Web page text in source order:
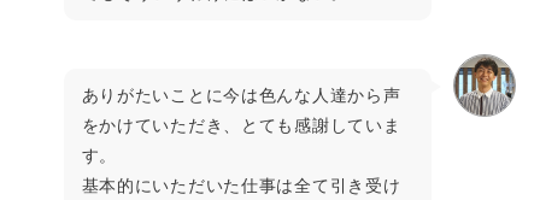
ありがたいことに今は色んな人達から声
をかけていただき、とても感謝していま
す。
基本的にいただいた仕事は全て引き受け